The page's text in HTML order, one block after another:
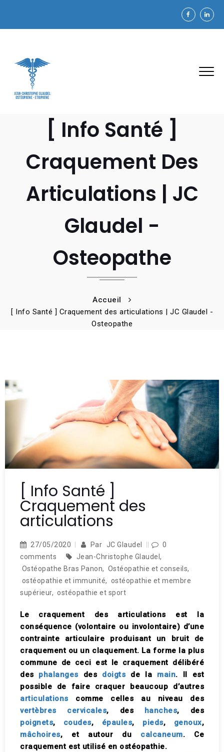
[ Info Santé ]
Craquement Des
Articulations | JC
Glaudel -
Osteopathe
Accueil
[ Info Santé ] Craquement des articulations | JC Glaudel -
Osteopathe
[ Info Santé ]
Craquement des
articulations
27/05/2020 Par JC Glaudel
0
comments
Jean-Christophe Glaudel ,
Ostéopathe Bras Panon, Ostéopathie et conseils,
ostéopathie et immunité, ostéopathie et membre
supérieur, ostéopathie et sport
Le craquement des articulations est la
conséquence (volontaire ou involontaire) d’une
contrainte articulaire produisant un bruit de
craquement ou un claquement. La forme la plus
commune de ceci est le craquement délibéré
des phalanges des doigts de la main. Il est
possible de faire craquer beaucoup d’autres
articulations comme celles au niveau des
vertèbres cervicales, des hanches, des
poignets, coudes, épaules, pieds, genoux,
mâchoires, et autour du calcaneum. Ce
craquement est utilisé en ostéopathie.